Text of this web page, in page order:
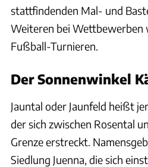
stattfindenden Mal- und
Weiteren bei Wettbewerben
Fußball-Turnieren.
Der Sonnenwinkel
Jauntal oder Jaunfeld heißt
der sich zwischen Rosental
Grenze erstreckt.
Siedlung Juenna, die sich